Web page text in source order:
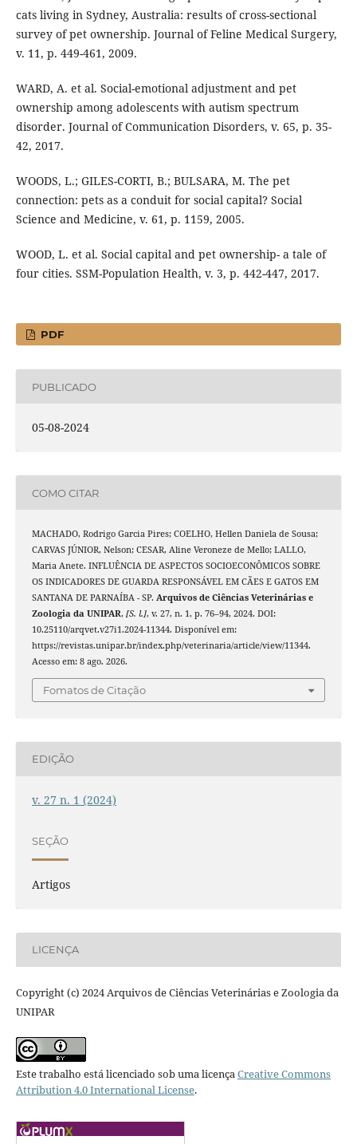
cats living in Sydney, Australia: results of cross-sectional
survey of pet ownership. Journal of Feline Medical Surgery,
v. 11, p. 449-461, 2009.
WARD, A. et al. Social-emotional adjustment and pet
ownership among adolescents with autism spectrum
disorder. Journal of Communication Disorders, v. 65, p. 35-
42, 2017.
WOODS, L.; GILES-CORTI, B.; BULSARA, M. The pet
connection: pets as a conduit for social capital? Social
Science and Medicine, v. 61, p. 1159, 2005.
WOOD, L. et al. Social capital and pet ownership- a tale of
four cities. SSM-Population Health, v. 3, p. 442-447, 2017.
PDF
PUBLICADO
05-08-2024
COMO CITAR
MACHADO, Rodrigo Garcia Pires; COELHO, Hellen Daniela de Sousa;
CARVAS JÚNIOR, Nelson; CESAR, Aline Veroneze de Mello; LALLO,
Maria Anete. INFLUÊNCIA DE ASPECTOS SOCIOECONÔMICOS SOBRE
OS INDICADORES DE GUARDA RESPONSÁVEL EM CÃES E GATOS EM
SANTANA DE PARNAÍBA - SP. Arquivos de Ciências Veterinárias e
Zoologia da UNIPAR, [S. l.], v. 27, n. 1, p. 76–94, 2024. DOI:
10.25110/arqvet.v27i1.2024-11344. Disponível em:
https://revistas.unipar.br/index.php/veterinaria/article/view/11344.
Acesso em: 8 ago. 2026.
Fomatos de Citação
EDIÇÃO
v. 27 n. 1 (2024)
SEÇÃO
Artigos
LICENÇA
Copyright (c) 2024 Arquivos de Ciências Veterinárias e Zoologia da
UNIPAR
Este trabalho está licenciado sob uma licençaCreative Commons
Attribution 4.0 International License.